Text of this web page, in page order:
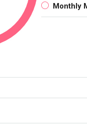
Monthly